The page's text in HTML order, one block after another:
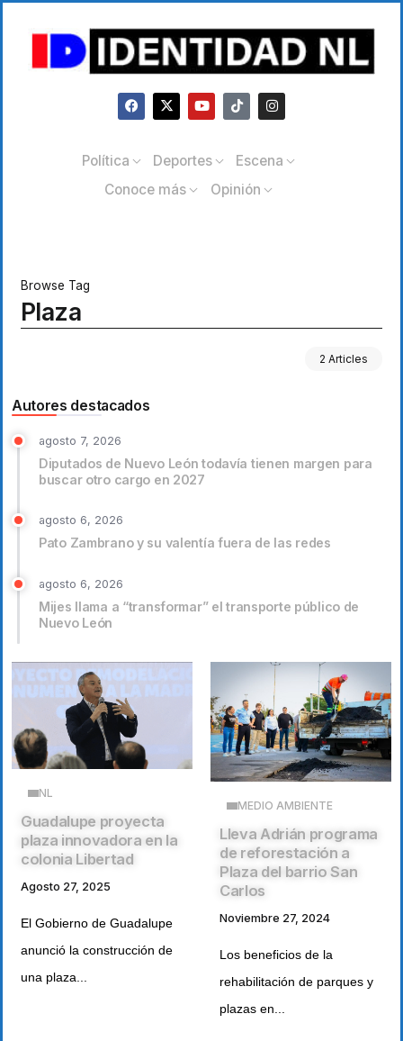
Política Deportes
Escena
Conoce más
Opinión
Browse Tag
Plaza
2 Articles
Autores destacados
agosto 7, 2026
Diputados de Nuevo León todavía tienen margen para
buscar otro cargo en 2027
agosto 6, 2026
Pato Zambrano y su valentía fuera de las redes
agosto 6, 2026
Mijes llama a “transformar” el transporte público de
Nuevo León
NL
Guadalupe proyecta
plaza innovadora en la
colonia Libertad
Agosto 27, 2025
El Gobierno de Guadalupe
anunció la construcción de
una plaza...
MEDIO AMBIENTE
Lleva Adrián programa
de reforestación a
Plaza del barrio San
Carlos
Noviembre 27, 2024
Los beneficios de la
rehabilitación de parques y
plazas en...